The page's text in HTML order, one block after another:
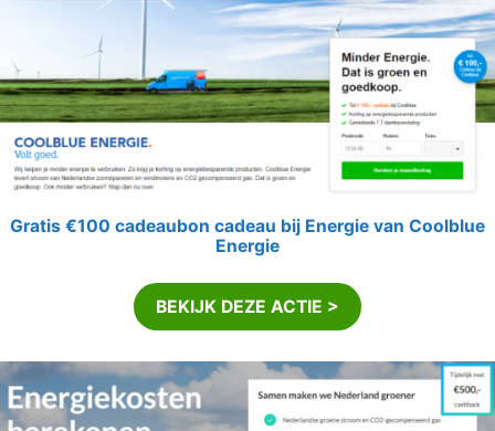
Gratis €100 cadeaubon cadeau bij Energie van Coolblue
Energie
BEKIJK DEZE ACTIE >